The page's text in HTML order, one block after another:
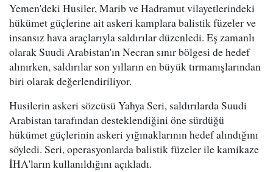
Yemen'deki Husiler, Marib ve Hadramut vilayetlerindeki
hükümet güçlerine ait askeri kamplara balistik füzeler ve
insansız hava araçlarıyla saldırılar düzenledi. Eş zamanlı
olarak Suudi Arabistan'ın Necran sınır bölgesi de hedef
alınırken, saldırılar son yılların en büyük tırmanışlarından
biri olarak değerlendiriliyor.
Husilerin askeri sözcüsü Yahya Seri, saldırılarda Suudi
Arabistan tarafından desteklendiğini öne sürdüğü
hükümet güçlerinin askeri yığınaklarının hedef alındığını
söyledi. Seri, operasyonlarda balistik füzeler ile kamikaze
İHA'ların kullanıldığını açıkladı.